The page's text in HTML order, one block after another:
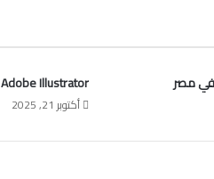
في مصر Adobe Illustrator
أكتوبر 21, 2025